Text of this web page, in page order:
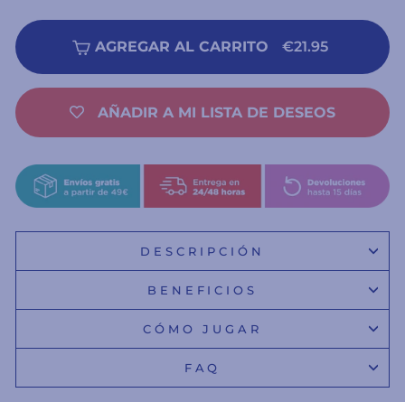
AGREGAR AL CARRITO €21.95
AÑADIR A MI LISTA DE DESEOS
DESCRIPCIÓN
BENEFICIOS
CÓMO JUGAR
FAQ